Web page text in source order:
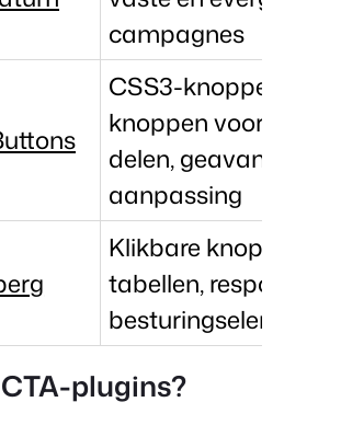
campagnes
CSS3-knoppen,
knoppen voor
delen, geavanceerde
aanpassing
Klikbare knoppen in
tabellen,
plugins?